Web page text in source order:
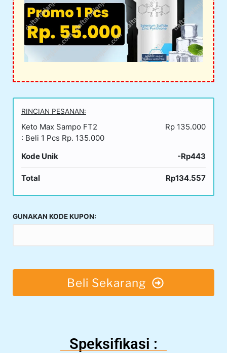
RINCIAN PESANAN:
Keto Max Sampo FT2
: Beli 1 Pcs Rp. 135.000
Rp 135.000
Kode Unik -Rp443
Total Rp134.557
GUNAKAN KODE KUPON:
Beli Sekarang
Speksifikasi :